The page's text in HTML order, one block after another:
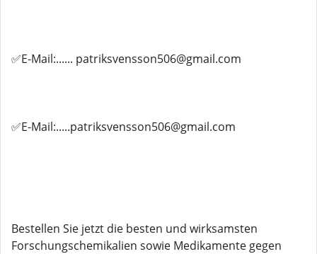
✅E-Mail:...... patriksvensson506@gmail.com
✅E-Mail:.....patriksvensson506@gmail.com
Bestellen Sie jetzt die besten und wirksamsten
Forschungschemikalien sowie Medikamente gegen